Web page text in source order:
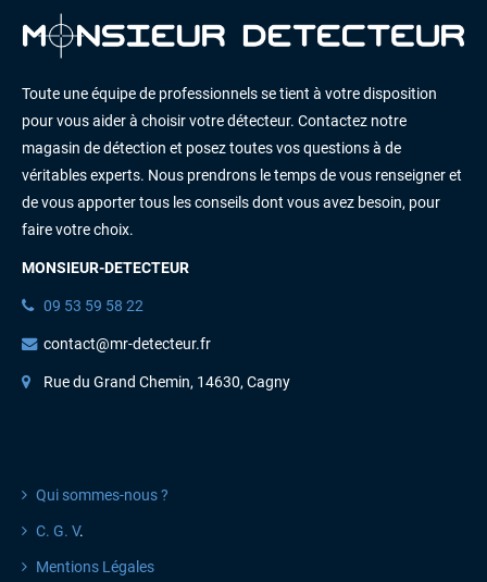
Toute une équipe de professionnels se tient à votre disposition
pour vous aider à choisir votre détecteur. Contactez notre
magasin de détection et posez toutes vos questions à de
véritables experts. Nous prendrons le temps de vous renseigner et
de vous apporter tous les conseils dont vous avez besoin, pour
faire votre choix.
MONSIEUR-DETECTEUR
09 53 59 58 22
contact@mr-detecteur.fr
Rue du Grand Chemin, 14630, Cagny
Qui sommes-nous ?
C. G. V.
Mentions Légales